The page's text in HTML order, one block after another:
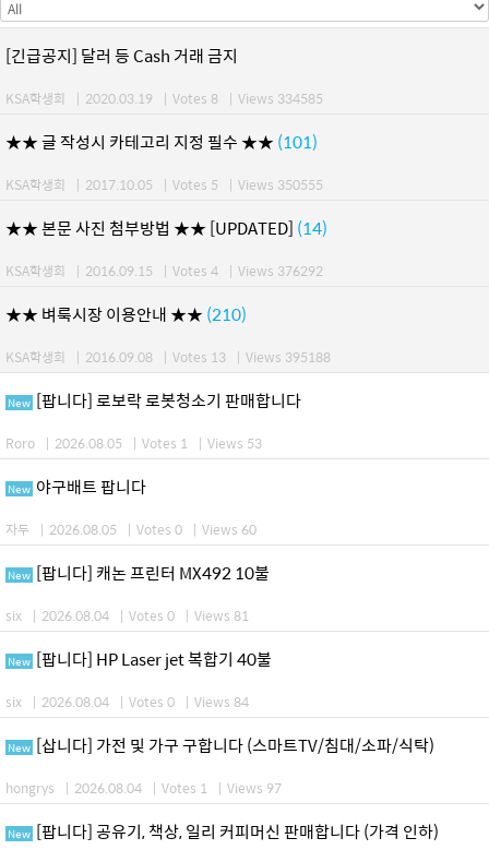
[긴급공지] 달러 등 Cash 거래 금지
KSA학생회 | 2020.03.19 | Votes 8 | Views 334585
★★ 글 작성시 카테고리 지정 필수 ★★ (101)
KSA학생회 | 2017.10.05 | Votes 5 | Views 350555
★★ 본문 사진 첨부방법 ★★ [UPDATED] (14)
KSA학생회 | 2016.09.15 | Votes 4 | Views 376292
★★ 벼룩시장 이용안내 ★★ (210)
KSA학생회 | 2016.09.08 | Votes 13 | Views 395188
New [팝니다] 로보락 로봇청소기 판매합니다
Roro | 2026.08.05 | Votes 1 | Views 53
New 야구배트 팝니다
자두 | 2026.08.05 | Votes 0 | Views 60
New [팝니다] 캐논 프린터 MX492 10불
six | 2026.08.04 | Votes 0 | Views 81
New [팝니다] HP Laser jet 복합기 40불
six | 2026.08.04 | Votes 0 | Views 84
New [삽니다] 가전 및 가구 구합니다 (스마트TV/침대/소파/식탁)
hongrys | 2026.08.04 | Votes 1 | Views 97
New [팝니다] 공유기, 책상, 일리 커피머신 판매합니다 (가격 인하)